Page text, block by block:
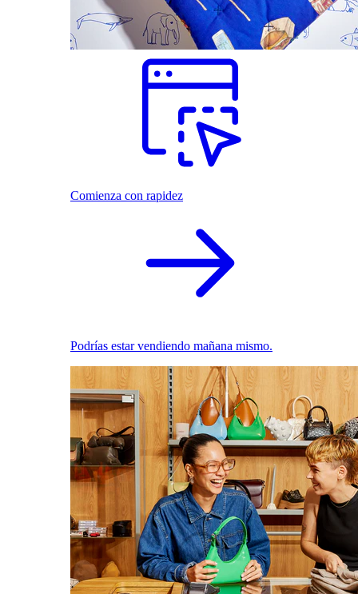
Comienza con rapidez
Podrías estar vendiendo mañana mismo.